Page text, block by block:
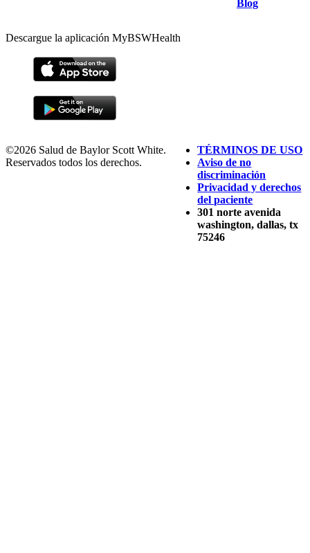
Blog
Descargue la aplicación MyBSWHealth
©2026 Salud de Baylor Scott White.
Reservados todos los derechos.
TÉRMINOS DE USO
Aviso de no
discriminación
Privacidad y derechos
del paciente
301 norte avenida
washington, dallas, tx
75246